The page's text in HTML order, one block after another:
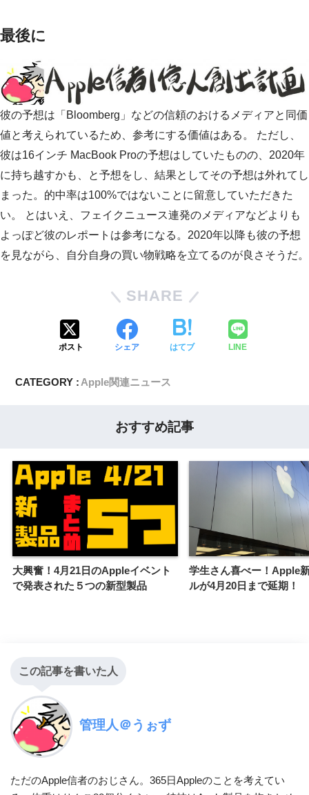
最後に
彼の予想は「Bloomberg」などの信頼のおけるメディアと同価
値と考えられているため、参考にする価値はある。 ただし、
彼は16インチ MacBook Proの予想はしていたものの、2020年
に持ち越すかも、と予想をし、結果としてその予想は外れてし
まった。的中率は100%ではないことに留意していただきた
い。 とはいえ、フェイクニュース連発のメディアなどよりも
よっぽど彼のレポートは参考になる。2020年以降も彼の予想
を見ながら、自分自身の買い物戦略を立てるのが良さそうだ。
SHARE
ポスト シェア はてブ LINE
CATEGORY : Apple関連ニュース
おすすめ記事
大興奮！4月21日のAppleイベント
で発表された５つの新型製品
学生さん喜べー！Apple
ルが4月20日まで延期！
この記事を書いた人
管理人＠うぉず
ただのApple信者のおじさん。365日Appleのことを考えてい